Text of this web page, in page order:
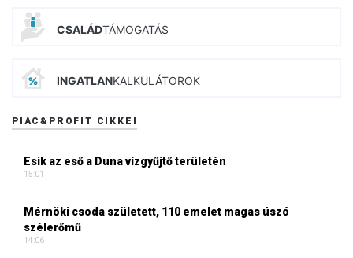
CSALÁDTÁMOGATÁS
INGATLANKALKULÁTOROK
PIAC&PROFIT CIKKEI
Esik az eső a Duna vízgyűjtő területén
15:01
Mérnöki csoda született, 110 emelet magas úszó
szélerőmű
14:06